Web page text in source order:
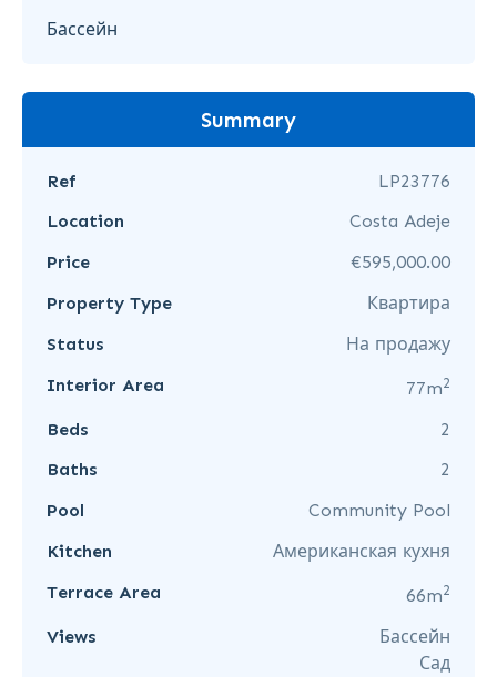
Бассейн
Summary
Ref
LP23776
Location
Costa Adeje
Price
€595,000.00
Property Type
Квартира
Status
На продажу
Interior Area
77m2
Beds
2
Baths
2
Pool
Community Pool
Kitchen
Американская кухня
Terrace Area
66m2
Views
Бассейн
Сад